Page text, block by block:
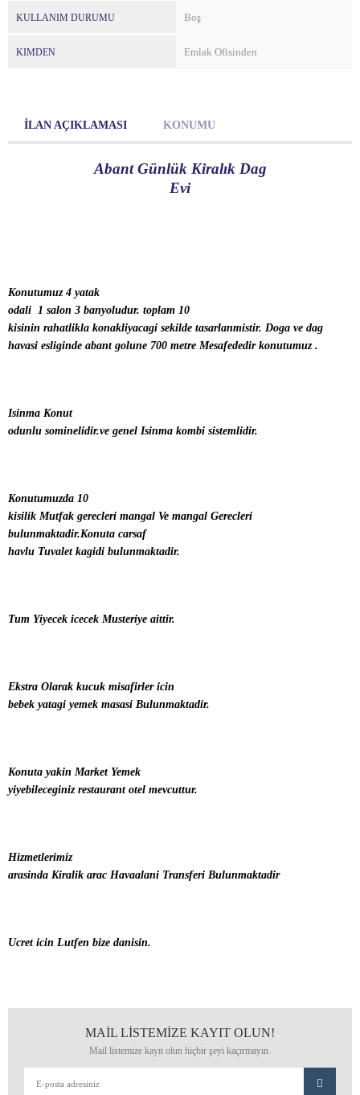
KULLANIM DURUMU Boş
KIMDEN Emlak Ofisinden
İLAN AÇIKLAMASI KONUMU
Abant Günlük Kiralık Dag
Evi
Konutumuz 4 yatak
odali 1 salon 3 banyoludur. toplam 10
kisinin rahatlikla konakliyacagi sekilde tasarlanmistir. Doga ve dag
havasi esliginde abant golune 700 metre Mesafededir konutumuz .
Isinma Konut
odunlu sominelidir.ve genel Isinma kombi sistemlidir.
Konutumuzda 10
kisilik Mutfak gerecleri mangal Ve mangal Gerecleri
bulunmaktadir.Konuta carsaf
havlu Tuvalet kagidi bulunmaktadir.
Tum Yiyecek icecek Musteriye aittir.
Ekstra Olarak kucuk misafirler icin
bebek yatagi yemek masasi Bulunmaktadir.
Konuta yakin Market Yemek
yiyebileceginiz restaurant otel mevcuttur.
Hizmetlerimiz
arasinda Kiralik arac Havaalani Transferi Bulunmaktadir
Ucret icin Lutfen bize danisin.
MAİL LİSTEMİZE KAYIT OLUN!
Mail listemize kayıt olun hiçbir şeyi kaçırmayın.